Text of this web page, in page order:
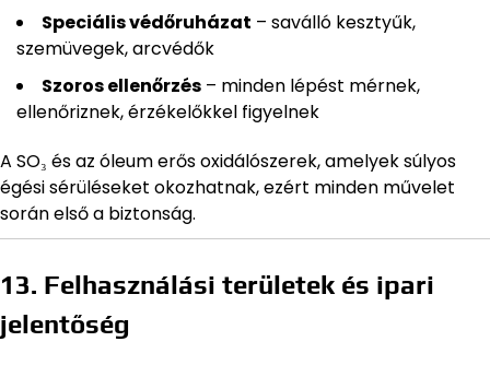
Speciális védőruházat – saválló kesztyűk,
szemüvegek, arcvédők
Szoros ellenőrzés – minden lépést mérnek,
ellenőriznek, érzékelőkkel figyelnek
A SO₃ és az óleum erős oxidálószerek, amelyek súlyos
égési sérüléseket okozhatnak, ezért minden művelet
során első a biztonság.
13. Felhasználási területek és ipari
jelentőség